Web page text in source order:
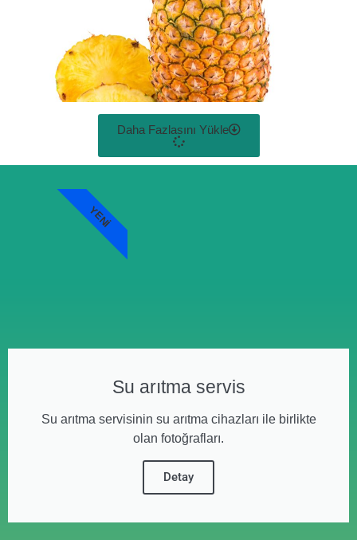
Daha Fazlasını Yükle
Su arıtma servis
Su arıtma servisinin su arıtma cihazları ile birlikte
olan fotoğrafları.
Detay
YENI